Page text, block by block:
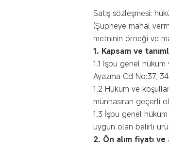
Satış sözleşmesi:
(Şüpheye mahal
metninin örneği ve
1. Kapsam ve
1.1 İşbu genel hüküm
Ayazma Cd No:37,
1.2 Hüküm ve
münhasıran geçerli
1.3 İşbu genel
uygun olan belirli
2. Ön alım fiyatı